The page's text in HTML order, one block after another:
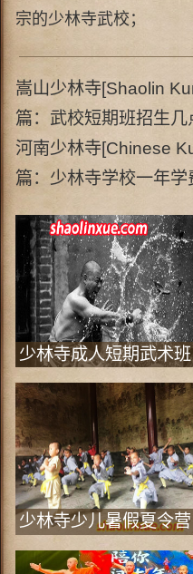
宗的少林寺武校；
嵩山少林寺[Shaolin
篇： 武校短期班招生几
河南少林寺[Chinese
篇： 少林寺学校一年学
少林寺成人短期武术班
少林寺少儿暑假夏令营